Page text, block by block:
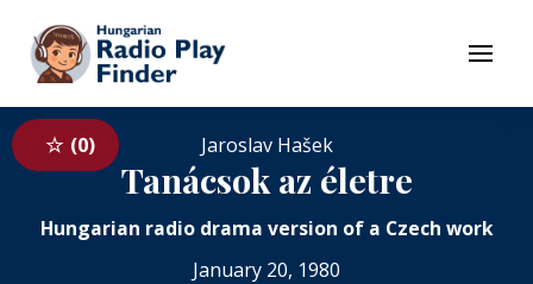
To contents
Menu
0 Jaroslav Hašek
Tanácsok az életre
Hungarian radio drama version of a Czech work
January 20, 1980